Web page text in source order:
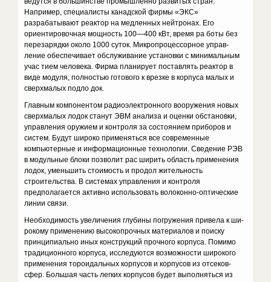
Например, специалис­ты канадской фирмы «ЭКС»
разрабатывают реактор на медленных нейтронах. Его
ориентировочная мощность 100—400 кВт, время ра боты без
перезарядки около 1000 суток. Микропроцессорное управ­
ление обеспечивает обслуживание установки с минимальным
учас тием человека. Фирма планирует поставлять реактор в
виде модуля, полностью готового к врезке в корпуса малых и
сверхмалых подло док.
Главным компонентом радиоэлектронного вооружения новых
сверхмалых лодок станут ЭВМ анализа и оценки обстановки,
управ­ления оружием и контроля за состоянием приборов и
систем. Будут широко применяться все современные
компьютерные и информаци­онные технологии. Сведение РЭВ
в модульные блоки позволит рас ширить область применения
лодок, уменьшить стоимость и продол жительность
строительства. В системах управления и контроля
предполагается активно использовать волоконно-оптические
линии связи.
Необходимость увеличения глубины погружения привела к ши­
рокому применению высокопрочных материалов и поиску
принципиально иных конструкций прочного корпуса. Помимо
традицион­ного корпуса, исследуются возможности широкого
применения тороидальных корпусов и корпусов из отсеков-
сфер. Большая часть легких корпусов будет выполняться из